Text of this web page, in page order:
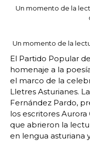
Un momento de la
Un momento de la
El Partido Popular
homenaje a la
el marco de la
Lletres Asturianes.
Fernández Pardo,
los escritores Aurora
que abrieron la
en lengua asturiana